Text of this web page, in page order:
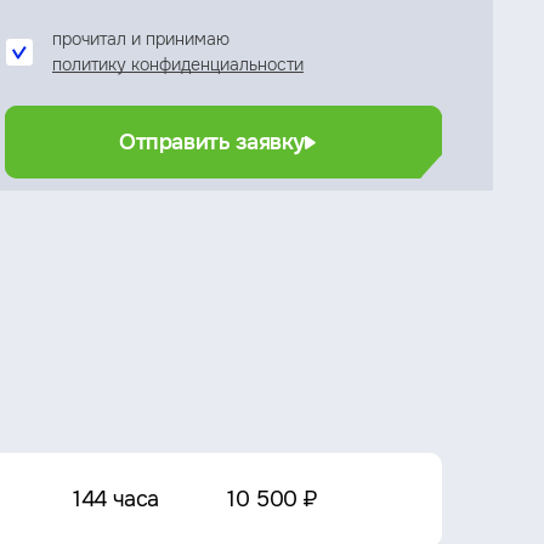
прочитал и принимаю
политику конфиденциальности
Отправить заявку
144 часа 10 500 ₽